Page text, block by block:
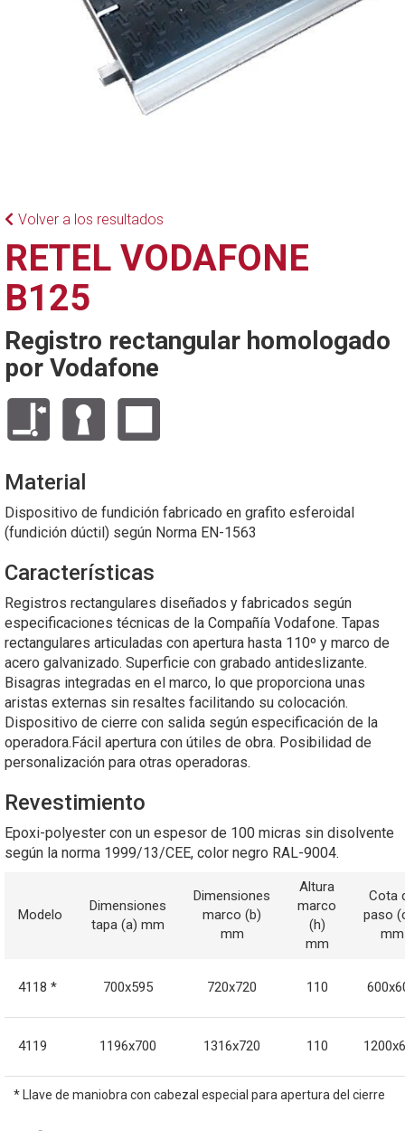
Volver a los resultados
RETEL VODAFONE
B125
Registro rectangular homologado
por Vodafone
Material
Dispositivo de fundición fabricado en grafito esferoidal
(fundición dúctil) según Norma EN-1563
Características
Registros rectangulares diseñados y fabricados según
especificaciones técnicas de la Compañía Vodafone. Tapas
rectangulares articuladas con apertura hasta 110º y marco de
acero galvanizado. Superficie con grabado antideslizante.
Bisagras integradas en el marco, lo que proporciona unas
aristas externas sin resaltes facilitando su colocación.
Dispositivo de cierre con salida según especificación de la
operadora.Fácil apertura con útiles de obra. Posibilidad de
personalización para otras operadoras.
Revestimiento
Epoxi-polyester con un espesor de 100 micras sin disolvente
según la norma 1999/13/CEE, color negro RAL-9004.
Modelo
Dimensiones
tapa (a) mm
Dimensiones
marco (b)
mm
Altura
marco
(h)
mm
Cota
paso
mm
4118 * 700x595 720x720 110
4119 1196x700 1316x720 110
* Llave de maniobra con cabezal especial para apertura del cierre